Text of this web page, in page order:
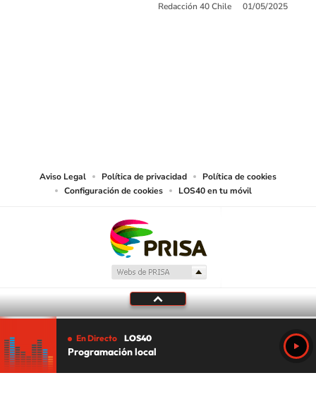
Redacción 40 Chile 01/05/2025
Aviso Legal Política de privacidad
Política de cookies
Configuración de cookies
LOS40 en tu móvil
En Directo LOS40
Programación local